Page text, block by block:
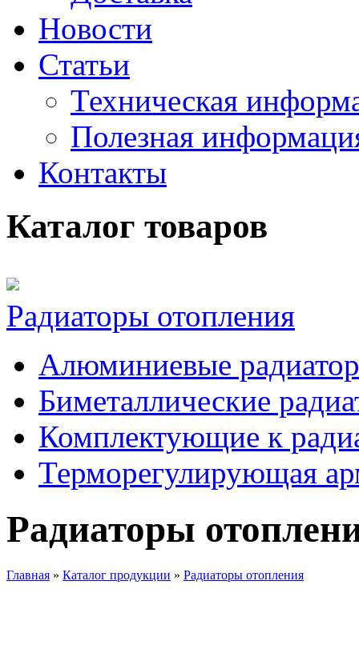
Новости
Статьи
Техническая
Полезная
Контакты
Каталог товаров
Радиаторы отопления
Алюминиевые
Биметаллические
Комплектующие к
Терморегулирующая
Радиаторы
Главная » Каталог продукции » Радиаторы отопления